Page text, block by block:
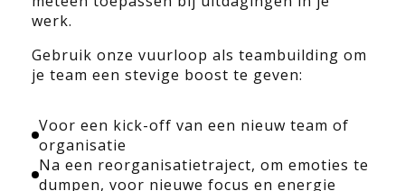
werk.
Gebruik onze vuurloop als teambuilding om
je team een stevige boost te geven:
Voor een kick-off van een nieuw team of
organisatie
Na een reorganisatietraject, om emoties te
dumpen, voor nieuwe focus en energie